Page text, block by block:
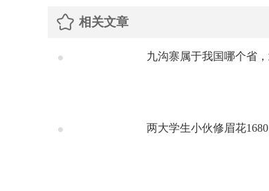
相关文章
九沟寨属于我国哪个省
两大学生小伙修眉花